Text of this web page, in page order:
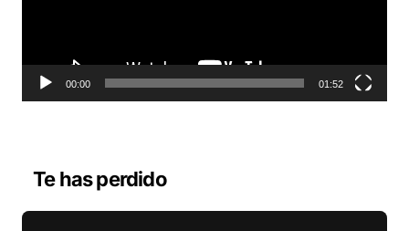
t
r
d
00:00 01:52
Te has perdido